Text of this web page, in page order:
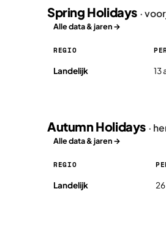
Spring Holidays ·
Alle data & jaren →
Spring Holidays in Estland
REGIO
Landelijk 13
Autumn Holidays ·
Alle data & jaren →
Autumn Holidays in Estland
REGIO
Landelijk